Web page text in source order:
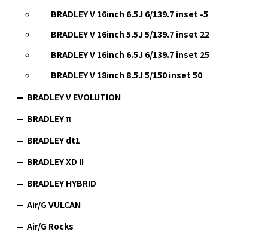
BRADLEY V 16inch 6.5J 6/139.7 inset -5
BRADLEY V 16inch 5.5J 5/139.7 inset 22
BRADLEY V 16inch 6.5J 6/139.7 inset 25
BRADLEY V 18inch 8.5J 5/150 inset 50
BRADLEY V EVOLUTION
BRADLEY π
BRADLEY dt1
BRADLEY XD II
BRADLEY HYBRID
Air/G VULCAN
Air/G Rocks